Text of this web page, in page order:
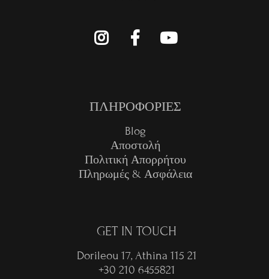
ΠΛΗΡΟΦΟΡΙΕΣ
Blog
Αποστολή
Πολιτική Απορρήτου
Πληρωμές & Ασφάλεια
GET IN TOUCH
Dorileou 17, Athina 115 21
+30 210 6455821